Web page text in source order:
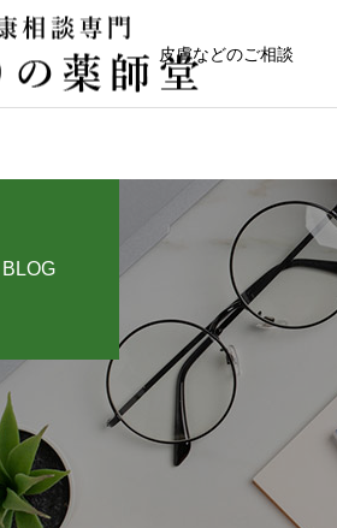
皮膚などのご相談
膚トラ
日常のこと
令和８年熊本地震
BLOG